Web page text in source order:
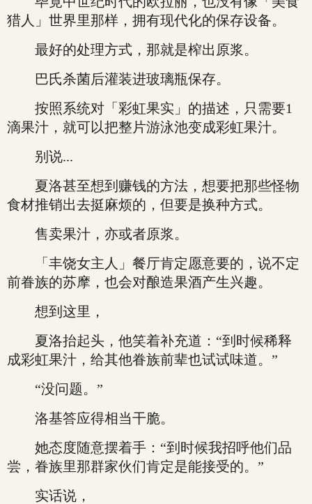
猎人」世界里那样，拥有现代化的保存设备。
最好的处理方式，那就是榨出原浆。
巴氏杀菌后灌装进玻璃瓶保存。
按照系统对「彩虹果实」的描述，只需要1
滴果汁，就可以把整片游泳池变成彩虹果汁。
别说...
夏洛甚至想到赚钱的方法，想要把那些怪物
食材推销出去挺麻烦的，但要是换种方式。
售卖果汁，亦或者原浆。
「丰饶女主人」餐厅肯定愿意要的，说不定
前眷族的苏摩，也会对酿造果酒产生兴趣。
想到这里，
夏洛抬起头，他笑着补充道：“到时候稀释
成彩虹果汁，给其他眷族前辈也试试味道。”
“没问题。”
洛基答应得相当干脆。
她态度随意摆着手：“到时候我招呼他们品
尝，眷族里那群家伙们肯定是能接受的。”
实话说，